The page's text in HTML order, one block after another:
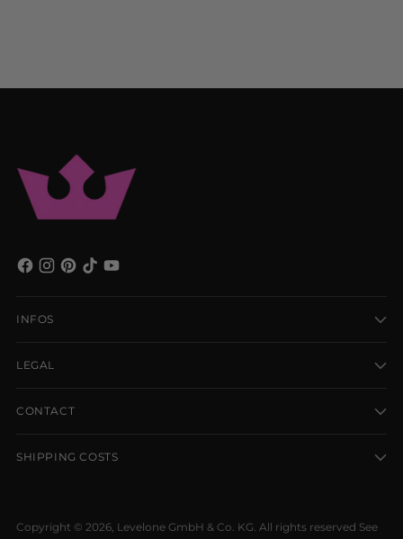
INFOS
LEGAL
CONTACT
SHIPPING COSTS
Copyright © 2026, Levelone GmbH & Co. KG. All rights reserved See